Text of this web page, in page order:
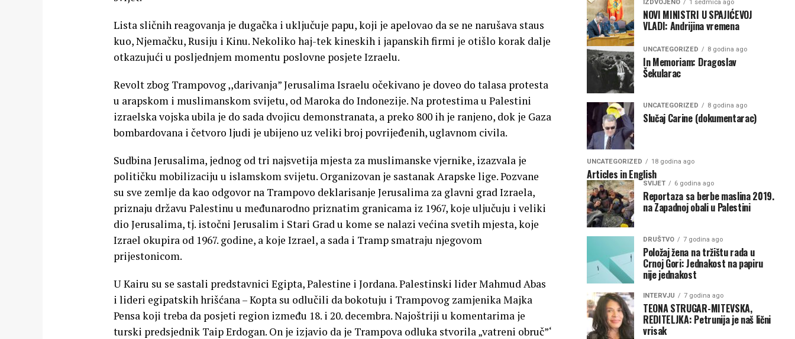
Lista sličnih reagovanja je dugačka i uključuje papu, koji je apelovao da se ne narušava staus
kuo, Njemačku, Rusiju i Kinu. Nekoliko haj-tek kineskih i japanskih firmi je otišlo korak dalje
otkazujući u posljednjem momentu poslovne posjete Izraelu.
Revolt zbog Trampovog ,,darivanja” Jerusalima Israelu očekivano je doveo do talasa protesta
u arapskom i muslimanskom svijetu, od Maroka do Indonezije. Na protestima u Palestini
izraelska vojska ubila je do sada dvojicu demonstranata, a preko 800 ih je ranjeno, dok je Gaza
bombardovana i četvoro ljudi je ubijeno uz veliki broj povrijeđenih, uglavnom civila.
Sudbina Jerusalima, jednog od tri najsvetija mjesta za muslimanske vjernike, izazvala je
političku mobilizaciju u islamskom svijetu. Organizovan je sastanak Arapske lige. Pozvane
su sve zemlje da kao odgovor na Trampovo deklarisanje Jerusalima za glavni grad Izraela,
priznaju državu Palestinu u međunarodno priznatim granicama iz 1967, koje uljučuju i veliki
dio Jerusalima, tj. istočni Jerusalim i Stari Grad u kome se nalazi većina svetih mjesta, koje
Izrael okupira od 1967. godine, a koje Izrael, a sada i Tramp smatraju njegovom
prijestonicom.
U Kairu su se sastali predstavnici Egipta, Palestine i Jordana. Palestinski lider Mahmud Abas
i lideri egipatskih hrišćana – Kopta su odlučili da bokotuju i Trampovog zamjenika Majka
Pensa koji treba da posjeti region između 18. i 20. decembra. Najoštriji u komentarima je
turski predsjednik Taip Erdogan. On je izjavio da je Trampova odluka stvorila „vatreni obruč”‘
IZDVOJENO 1 sedmica ago
NOVI MINISTRI U SPAJIĆEVOJ
VLADI: Andrijina vremena
UNCATEGORIZED 8 godina ago
In Memoriam: Dragoslav
Šekularac
UNCATEGORIZED 8 godina ago
Slučaj Carine (dokumentarac)
UNCATEGORIZED 18 godina ago
Articles in English
SVIJET 6 godina ago
Reportaza sa berbe maslina 2019.
na Zapadnoj obali u Palestini
DRUŠTVO 7 godina ago
Položaj žena na tržištu rada u
Crnoj Gori: Jednakost na papiru
nije jednakost
INTERVJU 7 godina ago
TEONA STRUGAR-MITEVSKA,
REDITELJKA: Petrunija je naš lični
vrisak